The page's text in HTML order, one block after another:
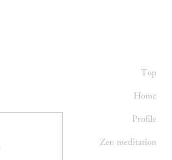
Top
Home
Profile
Zen meditation